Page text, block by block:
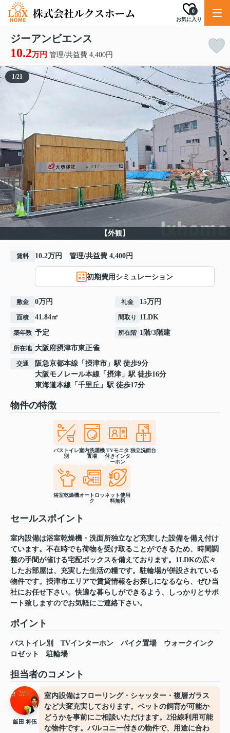
お気に入り
0
ジーアンビエンス
10.2万円 管理/共益費 4,400円
【外観】
1/21
賃料 10.2万円 管理/共益費 4,400円
初期費用シミュレーション
敷金 0万円 礼金 15万円
面積 41.84㎡ 間取り 1LDK
築年数 予定 所在階 1階/3階建
所在地 大阪府摂津市東正雀
交通 阪急京都本線 「 摂津市 」駅 徒歩9分
大阪モノレール本線 「 摂津 」駅 徒歩16分
東海道本線 「 千里丘 」駅 徒歩17分
物件の特徴
バストイレ
別
室内洗濯機
置場
TVモニタ
付きインタ
ーホン
独立洗面台
浴室乾燥機オートロッ
ク
ネット使用
料無料
セールスポイント
室内設備は浴室乾燥機・洗面所独立など充実した設備を備え付け
ています。不在時でも荷物を受け取ることができるため、時間調
整の手間が省ける宅配ボックスを備えております。1LDKの広々
したお部屋は、充実した生活の糧です。駐輪場が併設されている
物件です。摂津市エリアで賃貸情報をお探しになるなら、ぜひ当
社にお任せ下さい。快適な暮らしができるよう、しっかりとサポ
ート致しますのでお気軽にご連絡下さい。
ポイント
バストイレ別 TVインターホン バイク置場
ウォークインク
ロゼット
駐輪場
担当者のコメント
飯田 将伍
室内設備はフローリング・シャッター・複層ガラス
など大変充実しております。ペットの飼育が可能か
どうかを事前にご相談いただけます。2沿線利用可能
な物件です。バルコニー付きの物件で、用途に合わ